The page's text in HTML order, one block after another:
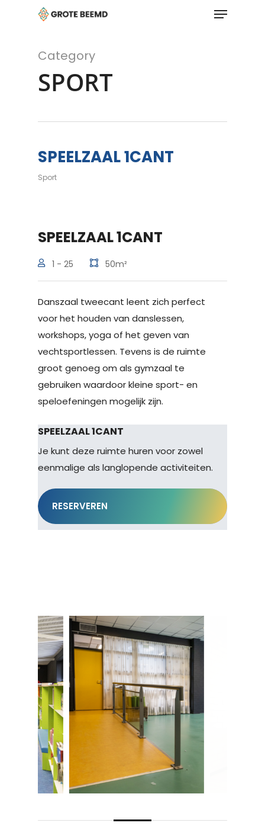
Menu
Category
SPORT
SPEELZAAL 1CANT
Sport
SPEELZAAL 1CANT
1 - 25 50m²
Danszaal tweecant leent zich perfect
voor het houden van danslessen,
workshops, yoga of het geven van
vechtsportlessen. Tevens is de ruimte
groot genoeg om als gymzaal te
gebruiken waardoor kleine sport- en
speloefeningen mogelijk zijn.
SPEELZAAL 1CANT
Je kunt deze ruimte huren voor zowel
eenmalige als langlopende activiteiten.
RESERVEREN